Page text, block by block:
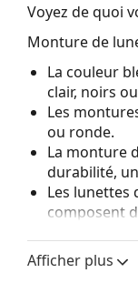
Voyez de quoi
Monture de
La couleur
clair, noirs
Les
ou ronde.
La monture
durabilité,
Les lunettes
composent
fait qu'elles
de monture
Afficher plus